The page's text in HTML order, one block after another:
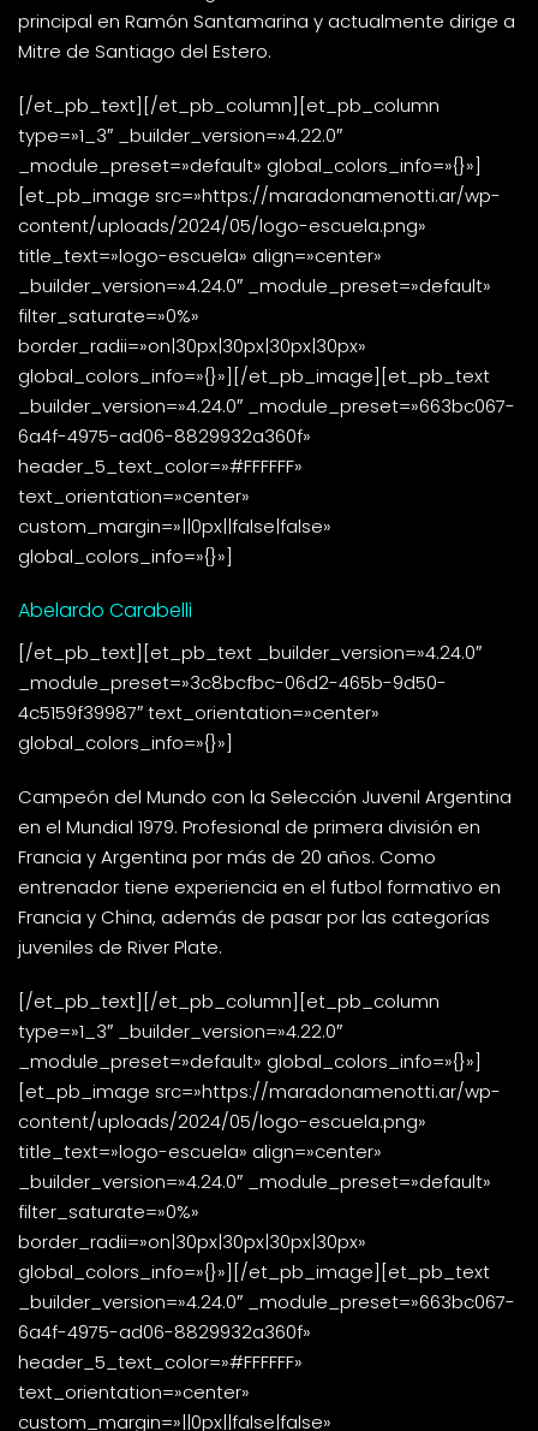
principal en Ramón Santamarina y actualmente dirige a
Mitre de Santiago del Estero.
[/et_pb_text][/et_pb_column][et_pb_column
type=»1_3″ _builder_version=»4.22.0″
_module_preset=»default» global_colors_info=»{}»]
[et_pb_image src=»https://maradonamenotti.ar/wp-
content/uploads/2024/05/logo-escuela.png»
title_text=»logo-escuela» align=»center»
_builder_version=»4.24.0″ _module_preset=»default»
filter_saturate=»0%»
border_radii=»on|30px|30px|30px|30px»
global_colors_info=»{}»][/et_pb_image][et_pb_text
_builder_version=»4.24.0″ _module_preset=»663bc067-
6a4f-4975-ad06-8829932a360f»
header_5_text_color=»#FFFFFF»
text_orientation=»center»
custom_margin=»||0px||false|false»
global_colors_info=»{}»]
Abelardo Carabelli
[/et_pb_text][et_pb_text _builder_version=»4.24.0″
_module_preset=»3c8bcfbc-06d2-465b-9d50-
4c5159f39987″ text_orientation=»center»
global_colors_info=»{}»]
Campeón del Mundo con la Selección Juvenil Argentina
en el Mundial 1979. Profesional de primera división en
Francia y Argentina por más de 20 años. Como
entrenador tiene experiencia en el futbol formativo en
Francia y China, además de pasar por las categorías
juveniles de River Plate.
[/et_pb_text][/et_pb_column][et_pb_column
type=»1_3″ _builder_version=»4.22.0″
_module_preset=»default» global_colors_info=»{}»]
[et_pb_image src=»https://maradonamenotti.ar/wp-
content/uploads/2024/05/logo-escuela.png»
title_text=»logo-escuela» align=»center»
_builder_version=»4.24.0″ _module_preset=»default»
filter_saturate=»0%»
border_radii=»on|30px|30px|30px|30px»
global_colors_info=»{}»][/et_pb_image][et_pb_text
_builder_version=»4.24.0″ _module_preset=»663bc067-
6a4f-4975-ad06-8829932a360f»
header_5_text_color=»#FFFFFF»
text_orientation=»center»
custom_margin=»||0px||false|false»